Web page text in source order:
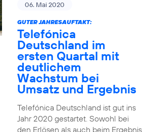
06. Mai 2020
GUTER JAHRESAUFTAKT:
Telefónica
Deutschland im
ersten Quartal mit
deutlichem
Wachstum bei
Umsatz und Ergebnis
Telefónica Deutschland ist gut ins
Jahr 2020 gestartet. Sowohl bei
den Erlösen als auch beim Ergebnis